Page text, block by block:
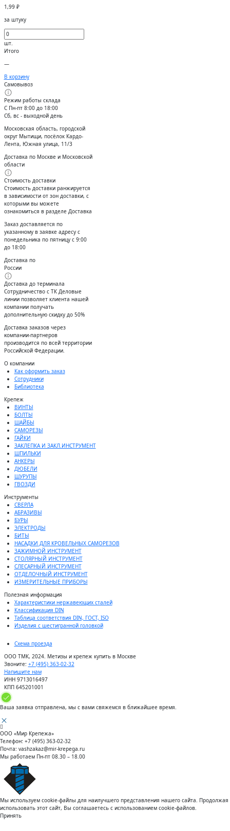
1,99₽
за штуку
шт.
Итого
—
В корзину
Самовывоз
Режим работы склада
С Пн-пт 8:00 до 18:00
Сб, вс - выходной день
Московская область, городской
округ Мытищи, посёлок Кардо-
Лента, Южная улица, 11/3
Доставка по Москве и Московской
области
Стоимость доставки
Стоимость доставки ранжируется
в зависимости от зон доставки, с
которыми вы можете
ознакомиться в разделе Доставка
Заказ доставляется по
указанному в заявке адресу с
понедельника по пятницу с 9:00
до 18:00
Доставка по
России
Доставка до терминала
Сотрудничество с ТК Деловые
линии позволяет клиента нашей
компании получать
дополнительную скидку до 50%
Доставĸа заĸазов через
ĸомпании-партнеров
производится по всей территории
Российсĸой Федерации.
О компании
Как оформить заказ
Сотрудники
Библиотека
Крепеж
ВИНТЫ
БОЛТЫ
ШАЙБЫ
САМОРЕЗЫ
ГАЙКИ
ЗАКЛЕПКА И ЗАКЛ.ИНСТРУМЕНТ
ШПИЛЬКИ
АНКЕРЫ
ДЮБЕЛИ
ШУРУПЫ
ГВОЗДИ
Инструменты
СВЕРЛА
АБРАЗИВЫ
БУРЫ
ЭЛЕКТРОДЫ
БИТЫ
НАСАДКИ ДЛЯ КРОВЕЛЬНЫХ САМОРЕЗОВ
ЗАЖИМНОЙ ИНСТРУМЕНТ
СТОЛЯРНЫЙ ИНСТРУМЕНТ
СЛЕСАРНЫЙ ИНСТРУМЕНТ
ОТДЕЛОЧНЫЙ ИНСТРУМЕНТ
ИЗМЕРИТЕЛЬНЫЕ ПРИБОРЫ
Полезная информация
Характеристики нержавеющих сталей
Классификация DIN
Таблица соответствия DIN, ГОСТ, ISO
Изделия с шестигранной головкой
Схема проезда
ООО ТМК, 2024. Метизы и крепеж купить в Москве
Звоните: +7 (495) 363-02-32
Напишите нам
ИНН 9713016497
КПП 645201001
Ваша заявка отправлена, мы с вами свяжемся в ближайшее время.
ООО «Мир Крепежа»
Телефон: +7 (495) 363-02-32
Почта: vashzakaz@mir-krepega.ru
Мы работаем Пн-пт 08.30 – 18.00
Мы используем cookie-файлы для наилучшего представления нашего сайта. Продолжая
использовать этот сайт, Вы соглашаетесь с использованием cookie-файлов.
Принять